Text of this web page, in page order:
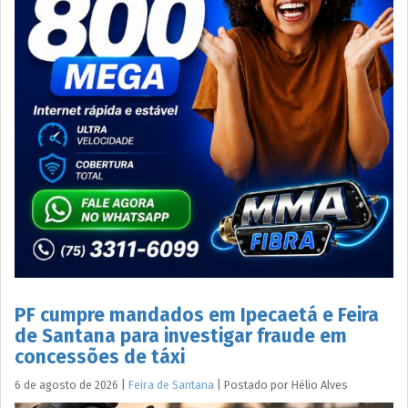
PF cumpre mandados em Ipecaetá e Feira
de Santana para investigar fraude em
concessões de táxi
6 de agosto de 2026 Feira de Santana Postado por Hélio Alves